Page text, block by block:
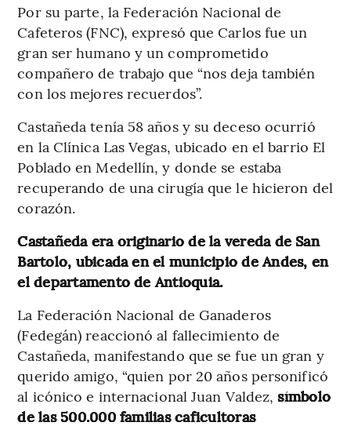
Por su parte, la Federación Nacional de
Cafeteros (FNC), expresó que Carlos fue un
gran ser humano y un comprometido
compañero de trabajo que “nos deja también
con los mejores recuerdos”.
Castañeda tenía 58 años y su deceso ocurrió
en la Clínica Las Vegas, ubicado en el barrio El
Poblado en Medellín, y donde se estaba
recuperando de una cirugía que le hicieron del
corazón.
Castañeda era originario de la vereda de San
Bartolo, ubicada en el municipio de Andes, en
el departamento de Antioquia.
La Federación Nacional de Ganaderos
(Fedegán) reaccionó al fallecimiento de
Castañeda, manifestando que se fue un gran y
querido amigo, “quien por 20 años personificó
al icónico e internacional Juan Valdez,símbolo
de las 500.000 familias caficultoras